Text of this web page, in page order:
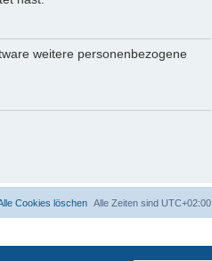
weitere personenbezogene
Alle Zeiten sind UTC+02:00
Cookies löschen